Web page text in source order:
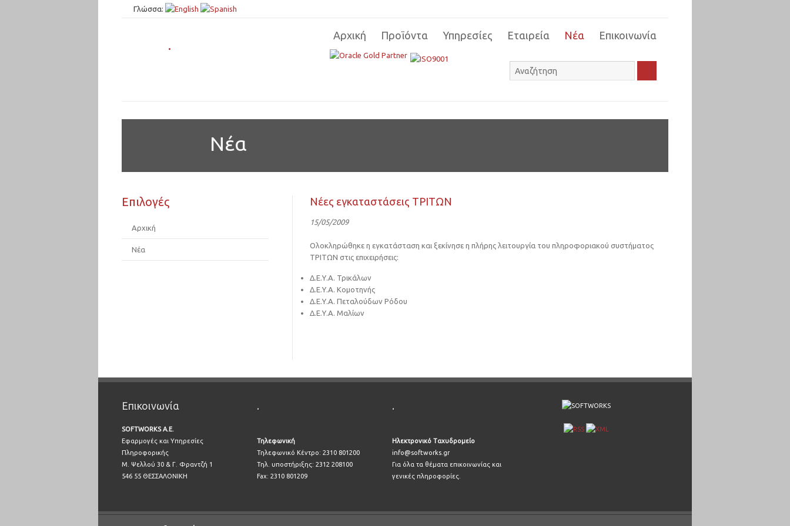
.
Αρχική Προϊόντα Υπηρεσίες Εταιρεία Νέα Επικοινωνία
Νέα
Επιλογές
Αρχική
Νέα
Νέες εγκαταστάσεις ΤΡΙΤΩΝ
15/05/2009
Ολοκληρώθηκε η εγκατάσταση και ξεκίνησε η πλήρης λειτουργία του πληροφοριακού συστήματος
ΤΡΙΤΩΝ στις επιχειρήσεις:
Δ.Ε.Υ.Α. Τρικάλων
Δ.Ε.Υ.Α. Κομοτηνής
Δ.Ε.Υ.Α. Πεταλούδων Ρόδου
Δ.Ε.Υ.Α. Μαλίων
Επικοινωνία
SOFTWORKS A.E.
Εφαρμογές και Υπηρεσίες
Πληροφορικής
Μ. Ψελλού 30 & Γ. Φραντζή 1
546 55 ΘΕΣΣΑΛΟΝΙΚΗ
.
Τηλεφωνική
Τηλεφωνικό Κέντρο: 2310 801200
Τηλ. υποστήριξης: 2312 208100
Fax: 2310 801209
.
Ηλεκτρονικό Ταχυδρομείο
info@softworks.gr
Για όλα τα θέματα επικοινωνίας και
γενικές πληροφορίες.
Γλώσσα: